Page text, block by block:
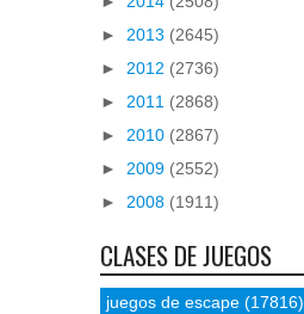
► 2013 (2645)
► 2012 (2736)
► 2011 (2868)
► 2010 (2867)
► 2009 (2552)
► 2008 (1911)
CLASES DE JUEGOS
juegos de escape (17816)